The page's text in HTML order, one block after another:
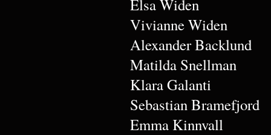
Elsa Widen
Vivianne Widen
Alexander Backlund
Matilda Snellman
Klara Galanti
Sebastian Bramefjord
Emma Kinnvall